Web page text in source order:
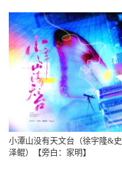
小潭山没有天文台（徐宇隆&史
泽鲲）【旁白：家明】